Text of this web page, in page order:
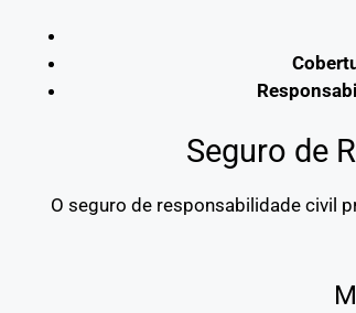
Seguro de
O seguro de responsabilidade civil